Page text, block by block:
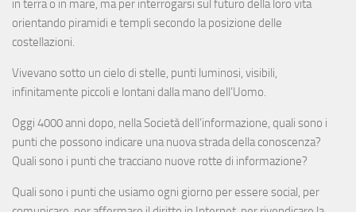
in terra o in mare, ma per interrogarsi sul futuro della loro vita
orientando piramidi e templi secondo la posizione delle
costellazioni.
Vivevano sotto un cielo di stelle, punti luminosi, visibili,
infinitamente piccoli e lontani dalla mano dell’Uomo.
Oggi 4000 anni dopo, nella Società dell’informazione, quali sono i
punti che possono indicare una nuova strada della conoscenza?
Quali sono i punti che tracciano nuove rotte di informazione?
Quali sono i punti che usiamo ogni giorno per essere social, per